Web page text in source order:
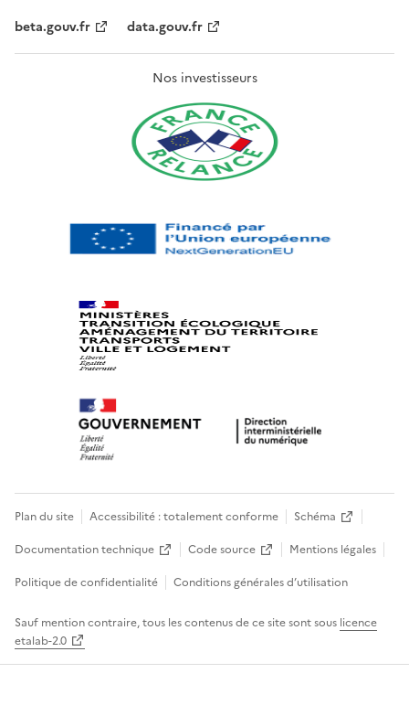
beta.gouv.fr
data.gouv.fr
Nos investisseurs
Plan du site Accessibilité : totalement conforme
Schéma
Documentation technique
Code source
Mentions légales
Politique de confidentialité
Conditions générales d’utilisation
Sauf mention contraire, tous les contenus de ce site sont sous licence
etalab-2.0